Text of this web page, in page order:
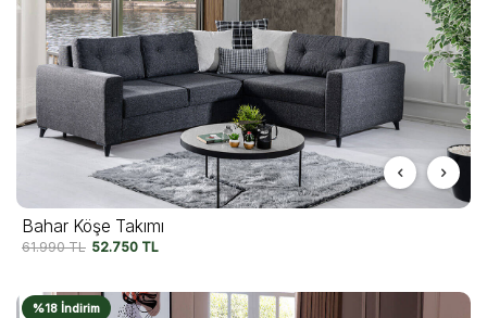
Bahar Köşe Takımı
61.990TL 52.750 TL
%18 İndirim